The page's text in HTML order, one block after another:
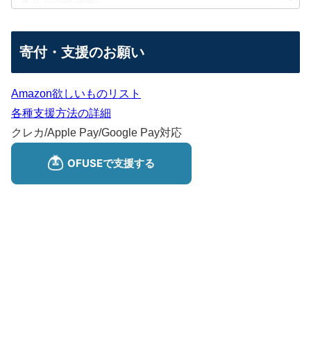
寄付・支援のお願い
Amazon欲しいものリスト
各種支援方法の詳細
クレカ/Apple Pay/Google Pay対応